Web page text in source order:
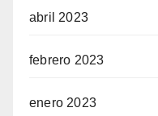
abril 2023
febrero 2023
enero 2023